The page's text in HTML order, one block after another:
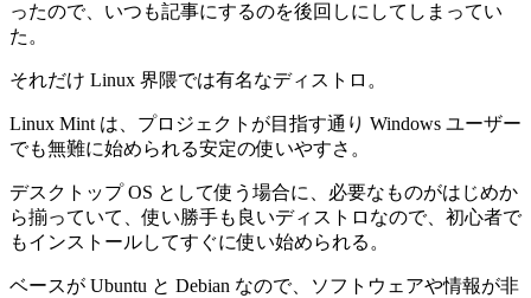
ったので、いつも記事にするのを後回しにしてしまってい
た。
それだけ Linux 界隈では有名なディストロ。
Linux Mint は、プロジェクトが目指す通り Windows ユーザー
でも無難に始められる安定の使いやすさ。
デスクトップ OS として使う場合に、必要なものがはじめか
ら揃っていて、使い勝手も良いディストロなので、初心者で
もインストールしてすぐに使い始められる。
ベースが Ubuntu と Debian なので、ソフトウェアや情報が非